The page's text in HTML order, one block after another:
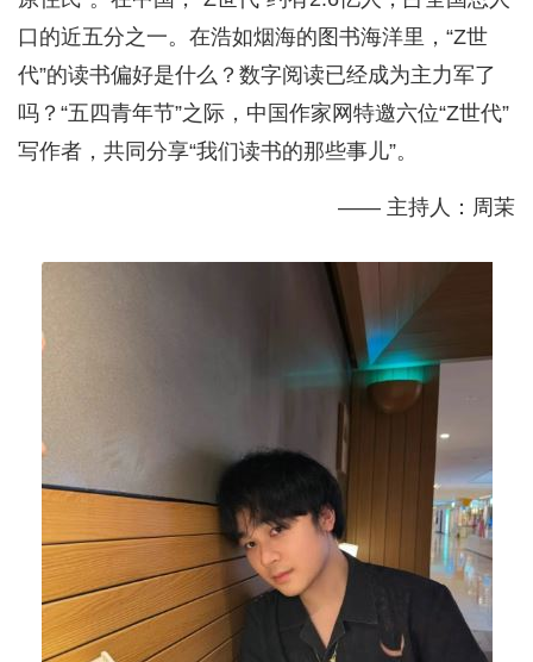
口的近五分之一。在浩如烟海的图书海洋里，“Z世
代”的读书偏好是什么？数字阅读已经成为主力军了
吗？“五四青年节”之际，中国作家网特邀六位“Z世代”
写作者，共同分享“我们读书的那些事儿”。
—— 主持人：周茉